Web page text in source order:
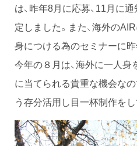
は、昨年8月に応募、11月に
定しました。また、海外の
身につける為のセミナーに
今年の８月は、海外に一人
に当てられる貴重な機会なの
う存分活用し目一杯制作をし